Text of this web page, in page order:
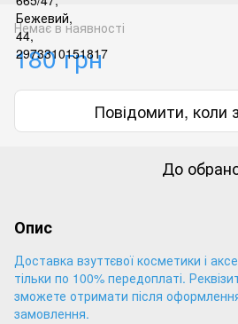
Немає в наявності
180 грн
Повідомити, коли
До
Опис
Доставка взуттєвої косметики і
тільки по 100% передоплаті.
зможете отримати після
замовлення.